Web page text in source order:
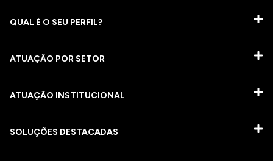
QUAL É O SEU PERFIL?
ATUAÇÃO POR SETOR
ATUAÇÃO INSTITUCIONAL
SOLUÇÕES DESTACADAS